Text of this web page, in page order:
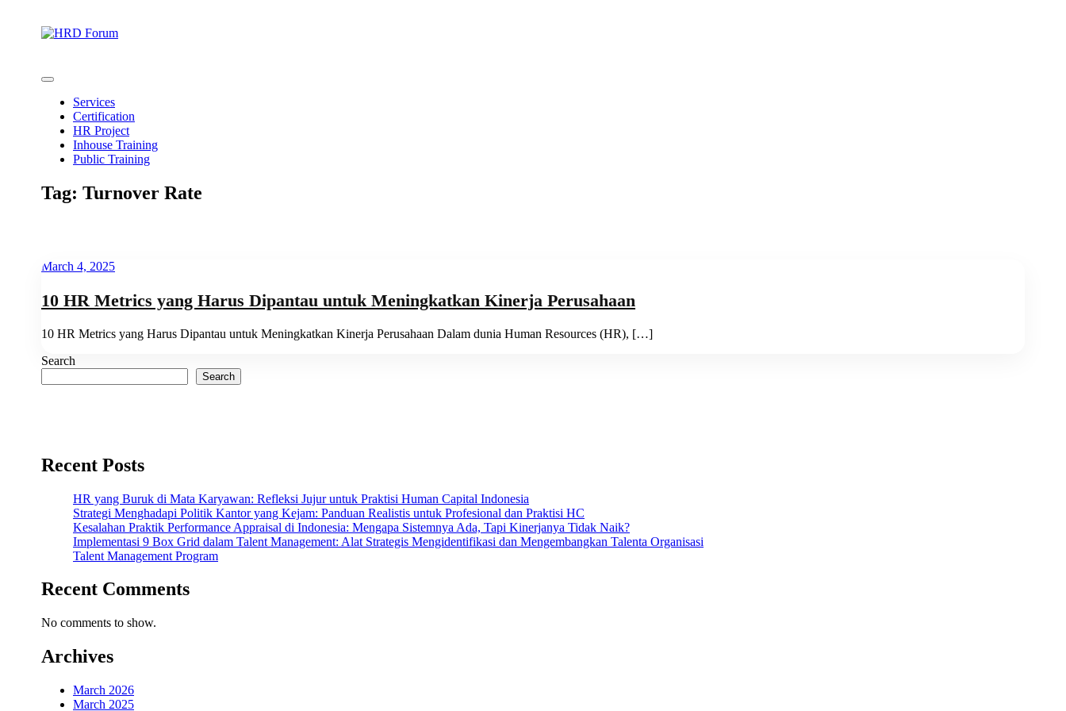
content
HRD Forum
Services
Certification
HR Project
Inhouse Training
Public Training
Tag: Turnover Rate
March 4, 2025
10 HR Metrics yang Harus Dipantau untuk Meningkatkan Kinerja Perusahaan
10 HR Metrics yang Harus Dipantau untuk Meningkatkan Kinerja Perusahaan Dalam dunia Human Resources (HR), […]
Search
Search
Recent Posts
HR yang Buruk di Mata Karyawan: Refleksi Jujur untuk Praktisi Human Capital Indonesia
Strategi Menghadapi Politik Kantor yang Kejam: Panduan Realistis untuk Profesional dan Praktisi HC
Kesalahan Praktik Performance Appraisal di Indonesia: Mengapa Sistemnya Ada, Tapi Kinerjanya Tidak Naik?
Implementasi 9 Box Grid dalam Talent Management: Alat Strategis Mengidentifikasi dan Mengembangkan Talenta Organisasi
Talent Management Program
Recent Comments
No comments to show.
Archives
March 2026
March 2025